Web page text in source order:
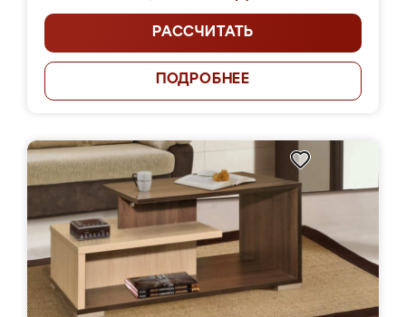
РАССЧИТАТЬ
ПОДРОБНЕЕ